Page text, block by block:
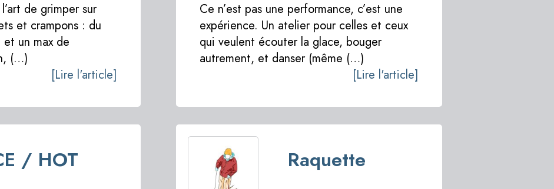
de grimper sur
et crampons : du
un max de
(…)
[Lire l'article]
Ce n’est pas une performance, c’est une
expérience. Un atelier pour celles et ceux
qui veulent écouter la glace, bouger
autrement, et danser (même (…)
[Lire l'article]
/ HOT Raquette